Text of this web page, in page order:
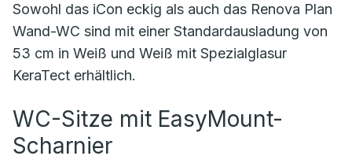
Sowohl das iCon eckig als auch das Renova Plan
Wand-WC sind mit einer Standardausladung von
53 cm in Weiß und Weiß mit Spezialglasur
KeraTect erhältlich.
WC-Sitze mit EasyMount-
Scharnier